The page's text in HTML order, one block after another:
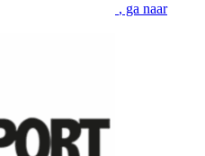
, ga naar